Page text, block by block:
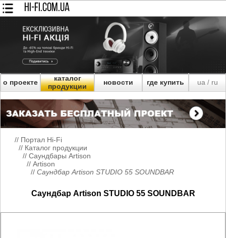
HI-FI.COM.UA
о проекте
каталог
продукции
новости где купить ua/ ru
// Портал Hi-Fi
// Каталог продукции
// Саундбары Artison
// Artison
// Саундбар Artison STUDIO 55 SOUNDBAR
Саундбар Artison STUDIO 55 SOUNDBAR